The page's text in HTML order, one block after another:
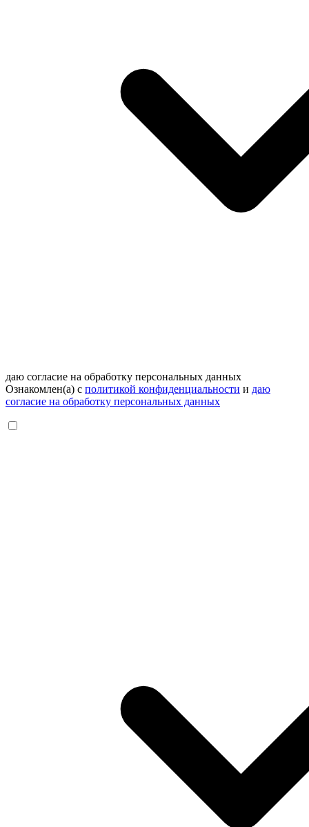
даю согласие на обработку персональных данных
Ознакомлен(а) с политикой конфиденциальности и даю
согласие на обработку персональных данных